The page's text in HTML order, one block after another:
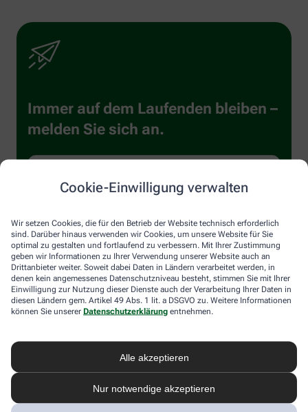
Cookie-Einwilligung verwalten
Wir setzen Cookies, die für den Betrieb der Website technisch erforderlich
sind. Darüber hinaus verwenden wir Cookies, um unsere Website für Sie
optimal zu gestalten und fortlaufend zu verbessern. Mit Ihrer Zustimmung
geben wir Informationen zu Ihrer Verwendung unserer Website auch an
Drittanbieter weiter. Soweit dabei Daten in Ländern verarbeitet werden, in
denen kein angemessenes Datenschutzniveau besteht, stimmen Sie mit Ihrer
Einwilligung zur Nutzung dieser Dienste auch der Verarbeitung Ihrer Daten in
diesen Ländern gem. Artikel 49 Abs. 1 lit. a DSGVO zu. Weitere Informationen
können Sie unserer Datenschutzerklärung entnehmen.
Alle akzeptieren
Nur notwendige akzeptieren
Immer auf dem Laufenden bleiben –
melden Sie sich an.
Sind Sie ein Mensch? Dann wählen Sie bittedas Auto
Ich willige hiermit ein, dass meine personenbezogenen Daten
von der Alliance Healthcare Deutschland GmbH (AHD) und vom
Dienstleister Emarsys zum Versand des Newsletters und der
Kontaktmöglichkeiten dafür und weitere Angaben zur
Datenverarbeitung finden sich in derDatenschutzerklärungvon